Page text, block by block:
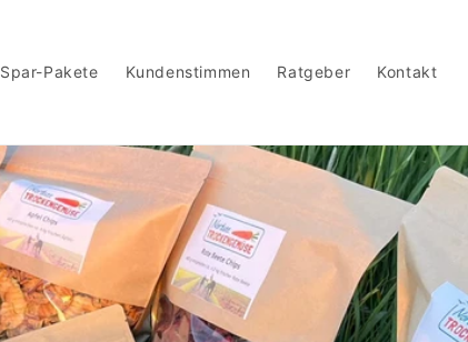
Spar-Pakete Kundenstimmen Ratgeber Kontakt